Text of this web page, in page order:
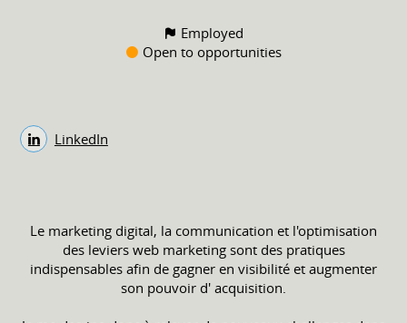
Employed
Open to opportunities
LinkedIn
Le marketing digital, la communication et l'optimisation
des leviers web marketing sont des pratiques
indispensables afin de gagner en visibilité et augmenter
son pouvoir d' acquisition.